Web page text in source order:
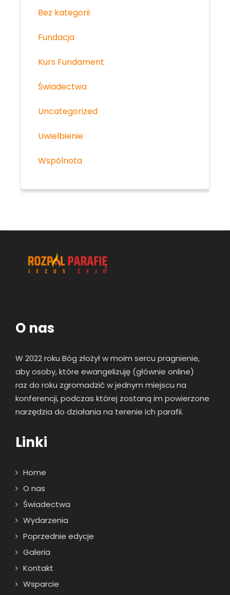
Bez kategorii
Fundacja
Kurs Fundament
Świadectwa
Uncategorized
Uwielbienie
Wspólnota
O nas
W 2022 roku Bóg złożył w moim sercu pragnienie,
aby osoby, które ewangelizuję (głównie online)
raz do roku zgromadzić w jednym miejscu na
konferencji, podczas której zostaną im powierzone
narzędzia do działania na terenie ich parafii.
Linki
Home
O nas
Świadectwa
Wydarzenia
Poprzednie edycje
Galeria
Kontakt
Wsparcie